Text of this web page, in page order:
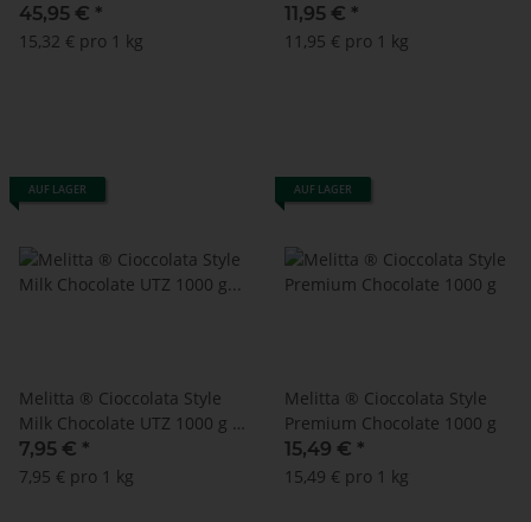
45,95 € *
15,32 € pro 1 kg
11,95 € *
11,95 € pro 1 kg
AUF LAGER
Melitta ® Cioccolata Style
Milk Chocolate UTZ 1000 g -
MHD: 23.05.2023
7,95 € *
7,95 € pro 1 kg
AUF LAGER
Melitta ® Cioccolata Style
Premium Chocolate 1000 g
15,49 € *
15,49 € pro 1 kg